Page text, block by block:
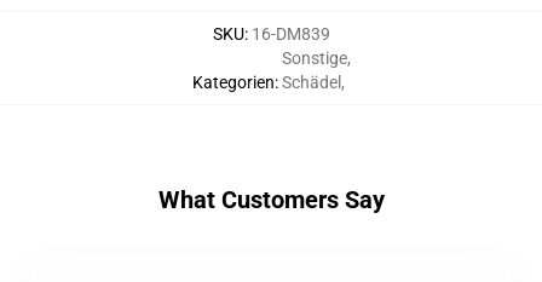
SKU: 16-DM839
Kategorien:
Sonstige,
Schädel ,
What Customers Say